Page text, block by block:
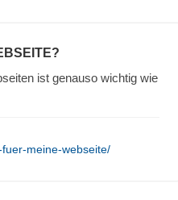
ist genauso wichtig wie
meine-webseite/